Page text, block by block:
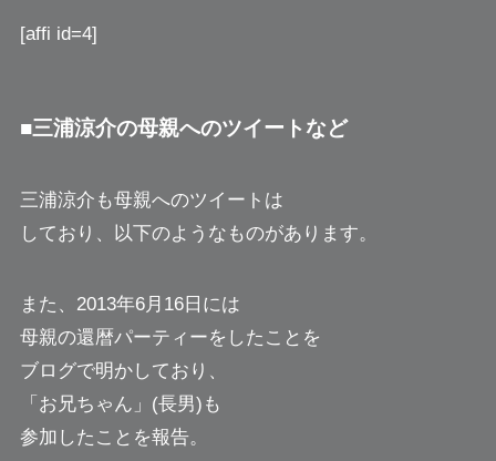
[affi id=4]
■三浦涼介の母親へのツイートなど
三浦涼介も母親へのツイートは
しており、以下のようなものがあります。
また、2013年6月16日には
母親の還暦パーティーをしたことを
ブログで明かしており、
「お兄ちゃん」(長男)も
参加したことを報告。